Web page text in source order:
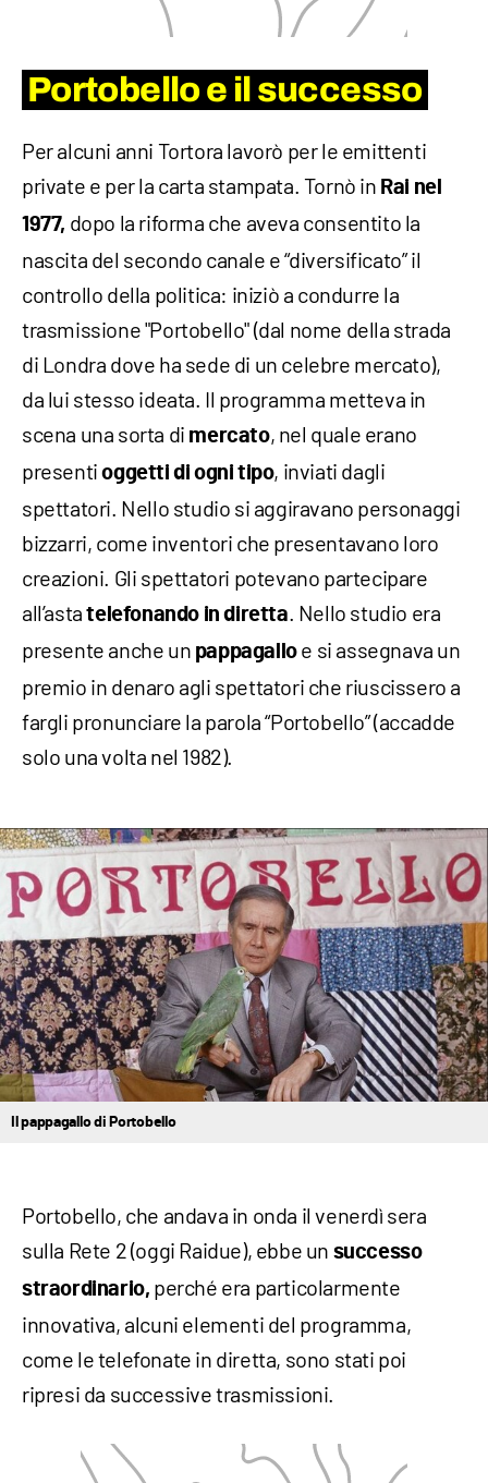
Portobello e il successo
Per alcuni anni Tortora lavorò per le emittenti
private e per la carta stampata. Tornò in Rai nel
1977, dopo la riforma che aveva consentito la
nascita del secondo canale e “diversificato” il
controllo della politica: iniziò a condurre la
trasmissione "Portobello" (dal nome della strada
di Londra dove ha sede di un celebre mercato),
da lui stesso ideata. Il programma metteva in
scena una sorta di mercato, nel quale erano
presenti oggetti di ogni tipo, inviati dagli
spettatori. Nello studio si aggiravano personaggi
bizzarri, come inventori che presentavano loro
creazioni. Gli spettatori potevano partecipare
all’astatelefonando in diretta. Nello studio era
presente anche un pappagalloe si assegnava un
premio in denaro agli spettatori che riuscissero a
fargli pronunciare la parola “Portobello” (accadde
solo una volta nel 1982).
Il pappagallo di Portobello
Portobello, che andava in onda il venerdì sera
sulla Rete 2 (oggi Raidue), ebbe un successo
straordinario, perché era particolarmente
innovativa, alcuni elementi del programma,
come le telefonate in diretta, sono stati poi
ripresi da successive trasmissioni.